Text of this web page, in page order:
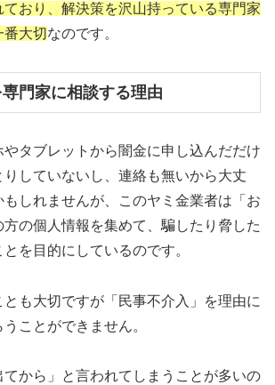
おり、解決策を沢山持っている専門家
番大切なのです。
門家に相談する理由
タブレットから闇金に申し込んだだけ
していないし、連絡も無いから大丈
しれませんが、このヤミ金業者は「お
の個人情報を集めて、騙したり脅した
を目的にしているのです。
も大切ですが「民事不介入」を理由に
ことができません。
てから」と言われてしまうことが多いの